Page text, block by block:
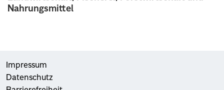
Nahrungsmittel
Impressum
Datenschutz